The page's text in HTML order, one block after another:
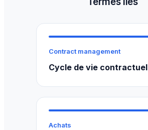
Contract management
Cycle de vie contractuel
Achats